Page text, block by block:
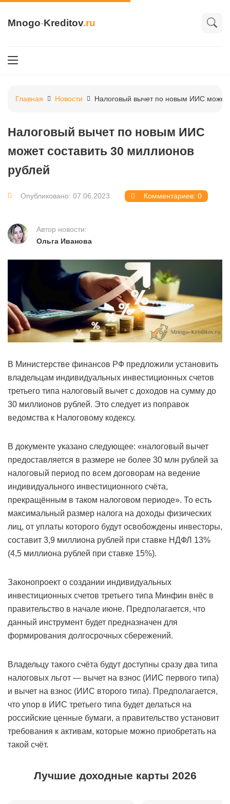
Mnogo-Kreditov.ru
Главная Новости Налоговый вычет по новым ИИС может
Налоговый вычет по новым ИИС
может составить 30 миллионов
рублей
Опубликовано: 07.06.2023 Комментариев: 0
Автор новости:
Ольга Иванова
В Министерстве финансов РФ предложили установить
владельцам индивидуальных инвестиционных счетов
третьего типа налоговый вычет с доходов на сумму до
30 миллионов рублей. Это следует из поправок
ведомства к Налоговому кодексу.
В документе указано следующее: «налоговый вычет
предоставляется в размере не более 30 млн рублей за
налоговый период по всем договорам на ведение
индивидуального инвестиционного счёта,
прекращённым в таком налоговом периоде». То есть
максимальный размер налога на доходы физических
лиц, от уплаты которого будут освобождены инвесторы,
составит 3,9 миллиона рублей при ставке НДФЛ 13%
(4,5 миллиона рублей при ставке 15%).
Законопроект о создании индивидуальных
инвестиционных счетов третьего типа Минфин внёс в
правительство в начале июне. Предполагается, что
данный инструмент будет предназначен для
формирования долгосрочных сбережений.
Владельцу такого счёта будут доступны сразу два типа
налоговых льгот — вычет на взнос (ИИС первого типа)
и вычет на взнос (ИИС второго типа). Предполагается,
что упор в ИИС третьего типа будет делаться на
российские ценные бумаги, а правительство установит
требования к активам, которые можно приобретать на
такой счёт.
Лучшие доходные карты 2026